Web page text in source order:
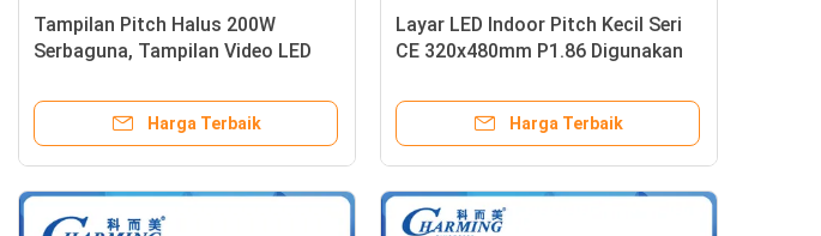
Tampilan Pitch Halus 200W
Serbaguna, Tampilan Video LED
Harga Terbaik
Layar LED Indoor Pitch Kecil Seri
CE 320x480mm P1.86 Digunakan
Depan
Harga Terbaik